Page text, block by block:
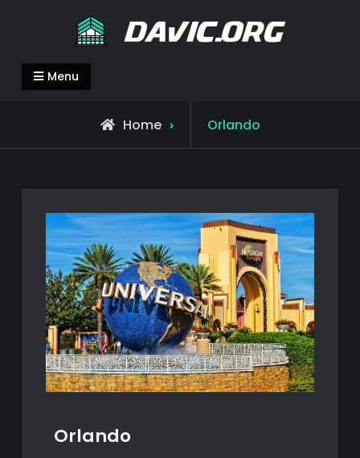
davic.org
davic.org
Menu
Home Orlando
Orlando